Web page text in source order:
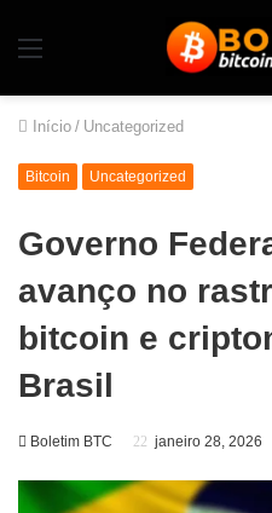
Início / Uncategorized
Bitcoin Uncategorized
Governo
avanço no
bitcoin e
Brasil
Boletim BTC janeiro 28, 2026